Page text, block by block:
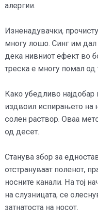
алергии.
Изненадувачки,
многу лошо. Синг им дал
дека нивниот ефект во
треска е многу помал од
Како убедливо
издвоил испирањето на
солен раствор. Оваа
од десет.
Станува збор за
отстрануваат поленот,
носните канали. На тој
на слузницата, се
затнатоста на носот.